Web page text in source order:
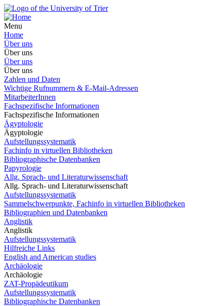
Menu
Home
Über uns
Über uns
Über uns
Über uns
Zahlen und Daten
Wichtige Rufnummern & E-Mail-Adressen
MitarbeiterInnen
Fachspezifische Informationen
Fachspezifische Informationen
Ägyptologie
Ägyptologie
Aufstellungssystematik
Fachinfo in virtuellen Bibliotheken
Bibliographische Datenbanken
Papyrologie
Allg. Sprach- und Literaturwissenschaft
Allg. Sprach- und Literaturwissenschaft
Aufstellungssystematik
Sammelschwerpunkte, Fachinfo in virtuellen Bibliotheken
Bibliographien und Datenbanken
Anglistik
Anglistik
Aufstellungssystematik
Hilfreiche Links
English and American studies
Archäologie
Archäologie
ZAT-Propädeutikum
Aufstellungssystematik
Bibliographische Datenbanken